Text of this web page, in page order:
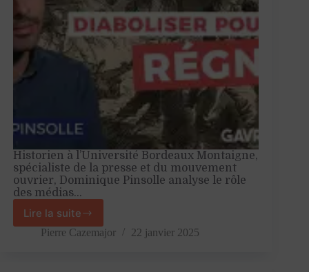
Historien à l’Université Bordeaux Montaigne,
spécialiste de la presse et du mouvement
ouvrier, Dominique Pinsolle analyse le rôle
des médias…
Lire la suite
«
L’hostilité
Pierre Cazemajor 22 janvier 2025